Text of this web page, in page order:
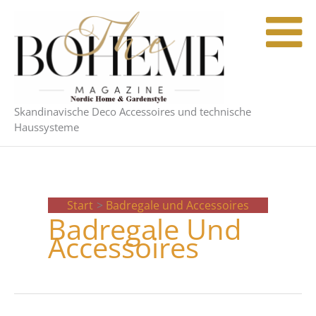
springen
Skandinavische Deco Accessoires und technische
Haussysteme
Start Badregale und Accessoires
Badregale Und
Accessoires